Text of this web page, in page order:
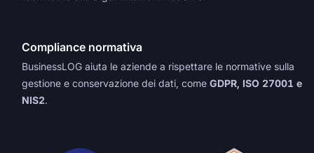
Compliance normativa
BusinessLOG aiuta le aziende a rispettare le normative sulla
gestione e conservazione dei dati, comeGDPR, ISO 27001 e
NIS2.